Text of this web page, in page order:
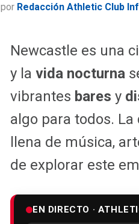
por Redacción Athletic Club
Newcastle es una
y la vida nocturna
vibrantes bares y
algo para todos.
llena de música,
de explorar este
EN DIRECTO ·